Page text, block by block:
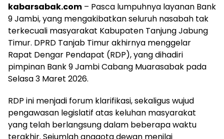
kabarsabak.com – Pasca lumpuhnya layanan Bank
9 Jambi, yang mengakibatkan seluruh nasabah tak
terkecuali masyarakat Kabupaten Tanjung Jabung
Timur. DPRD Tanjab Timur akhirnya menggelar
Rapat Dengar Pendapat (RDP), yang dihadiri
pimpinan Bank 9 Jambi Cabang Muarasabak pada
Selasa 3 Maret 2026.
RDP ini menjadi forum klarifikasi, sekaligus wujud
pengawasan legislatif atas keluhan masyarakat
yang telah berlangsung dalam beberapa waktu
terakhir. Sejumlah anggota dewan menilai